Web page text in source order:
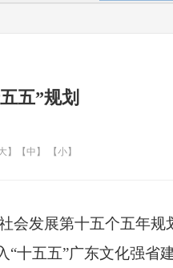
五”规划
】 【中】 【小】
会发展第十五个五年规
“十五五”广东文化强省